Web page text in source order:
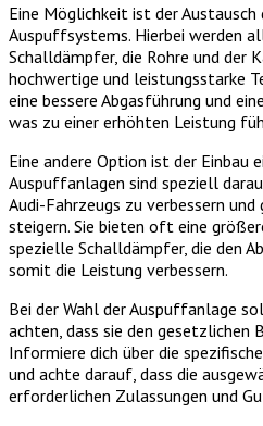
Eine Möglichkeit ist der Austausch
Auspuffsystems. Hierbei werden
Schalldämpfer, die Rohre und der
hochwertige und leistungsstarke
eine bessere Abgasführung und
was zu einer erhöhten Leistung
Eine andere Option ist der Einbau
Auspuffanlagen sind speziell
Audi-Fahrzeugs zu verbessern
steigern. Sie bieten oft eine
spezielle Schalldämpfer, die den
somit die Leistung verbessern.
Bei der Wahl der Auspuffanlage
achten, dass sie den gesetzlichen
Informiere dich über die
und achte darauf, dass die
erforderlichen Zulassungen und